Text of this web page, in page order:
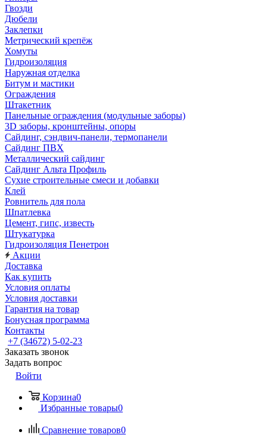
Гвозди
Дюбели
Заклепки
Метрический крепёж
Хомуты
Гидроизоляция
Наружная отделка
Битум и мастики
Ограждения
Штакетник
Панельные ограждения (модульные заборы)
3D заборы, кронштейны, опоры
Cайдинг, сэндвич-панели, термопанели
Сайдинг ПВХ
Металлический сайдинг
Сайдинг Альта Профиль
Сухие строительные смеси и добавки
Клей
Ровнитель для пола
Шпатлевка
Цемент, гипс, известь
Штукатурка
Гидроизоляция Пенетрон
Акции
Доставка
Как купить
Условия оплаты
Условия доставки
Гарантия на товар
Бонусная программа
Контакты
+7 (34672) 5-02-23
Заказать звонок
Задать вопрос
Войти
Корзина0
Избранные товары0
Сравнение товаров0